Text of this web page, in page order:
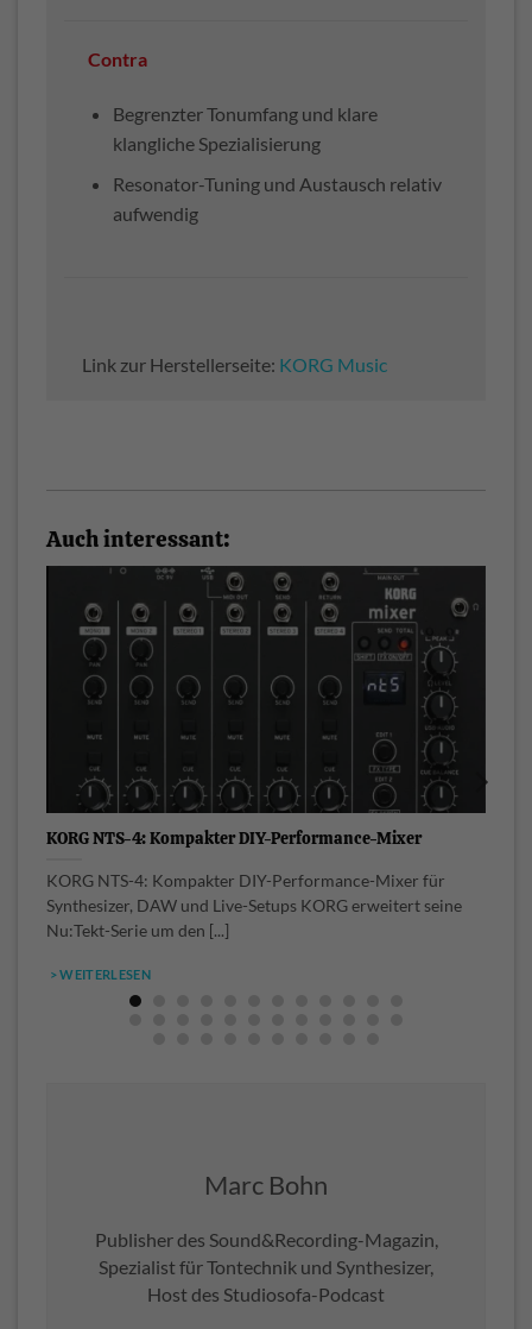
Contra
Begrenzter Tonumfang und klare
klangliche Spezialisierung
Resonator-Tuning und Austausch relativ
aufwendig
Link zur Herstellerseite: KORG Music
Auch interessant:
KORG NTS-4: Kompakter DIY-Performance-Mixer
KORG NTS-4: Kompakter DIY-Performance-Mixer für
Synthesizer, DAW und Live-Setups KORG erweitert seine
Nu:Tekt-Serie um den [...]
> WEITERLESEN
Marc Bohn
Publisher des Sound&Recording-Magazin,
Spezialist für Tontechnik und Synthesizer,
Host des Studiosofa-Podcast